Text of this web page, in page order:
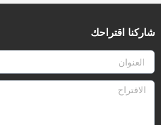
شاركنا اقتراحك